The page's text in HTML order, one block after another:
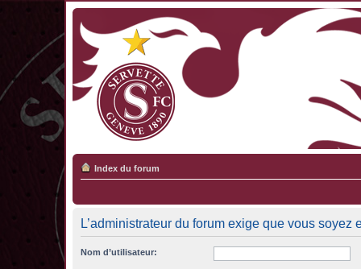
Index du forum
L’administrateur du forum exige que vous
Nom d’utilisateur: